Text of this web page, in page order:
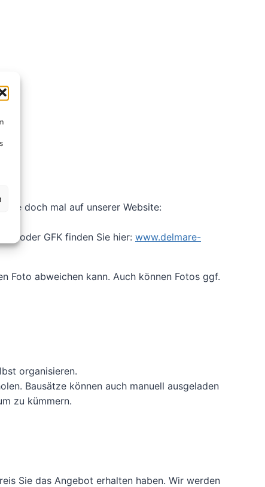
Sie doch mal auf unserer Website:
oder GFK finden Sie hier: www.delmare-
Foto abweichen kann. Auch können Fotos ggf.
organisieren.
Bausätze können auch manuell ausgeladen
zu kümmern.
Sie das Angebot erhalten haben. Wir werden